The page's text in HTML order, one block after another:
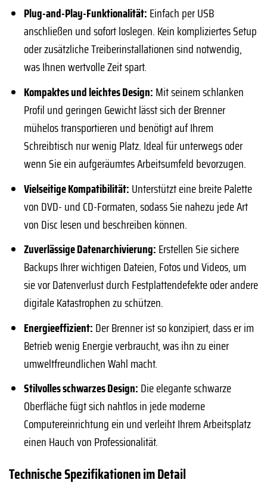
Plug-and-Play-Funktionalität: Einfach per USB
anschließen und sofort loslegen. Kein kompliziertes Setup
oder zusätzliche Treiberinstallationen sind notwendig,
was Ihnen wertvolle Zeit spart.
Kompaktes und leichtes Design: Mit seinem schlanken
Profil und geringen Gewicht lässt sich der Brenner
mühelos transportieren und benötigt auf Ihrem
Schreibtisch nur wenig Platz. Ideal für unterwegs oder
wenn Sie ein aufgeräumtes Arbeitsumfeld bevorzugen.
Vielseitige Kompatibilität: Unterstützt eine breite Palette
von DVD- und CD-Formaten, sodass Sie nahezu jede Art
von Disc lesen und beschreiben können.
Zuverlässige Datenarchivierung: Erstellen Sie sichere
Backups Ihrer wichtigen Dateien, Fotos und Videos, um
sie vor Datenverlust durch Festplattendefekte oder andere
digitale Katastrophen zu schützen.
Energieeffizient: Der Brenner ist so konzipiert, dass er im
Betrieb wenig Energie verbraucht, was ihn zu einer
umweltfreundlichen Wahl macht.
Stilvolles schwarzes Design: Die elegante schwarze
Oberfläche fügt sich nahtlos in jede moderne
Computereinrichtung ein und verleiht Ihrem Arbeitsplatz
einen Hauch von Professionalität.
Technische Spezifikationen im Detail